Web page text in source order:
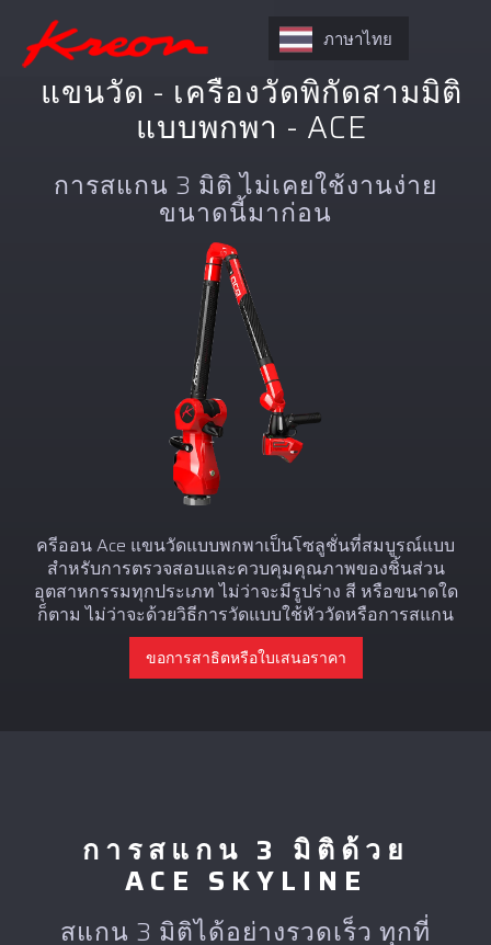
แขนวัด - เครื่องวัดพิกัดสามมิติ
แบบพกพา - ACE
การสแกน 3 มิติ ไม่เคยใช้งานง่าย
ขนาดนี้มาก่อน
ครีออน Ace แขนวัดแบบพกพาเป็นโซลูชั่นที่สมบูรณ์แบบ
สำหรับการตรวจสอบและควบคุมคุณภาพของชิ้นส่วน
อุตสาหกรรมทุกประเภท ไม่ว่าจะมีรูปร่าง สี หรือขนาดใด
ก็ตาม ไม่ว่าจะด้วยวิธีการวัดแบบใช้หัววัดหรือการสแกน
ขอการสาธิตหรือใบเสนอราคา
การสแกน 3 มิติด้วย
ACE SKYLINE
สแกน 3 มิติได้อย่างรวดเร็ว ทุกที่
ภาษาไทย